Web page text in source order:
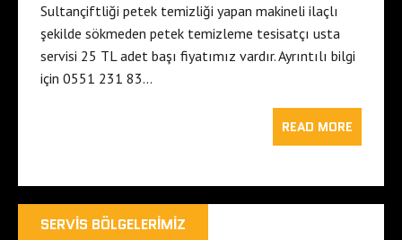
Sultançiftliği petek temizliği yapan makineli ilaçlı
şekilde sökmeden petek temizleme tesisatçı usta
servisi 25 TL adet başı fiyatımız vardır. Ayrıntılı bilgi
için 0551 231 83…
READ MORE
SERVIS BÖLGELERIMIZ